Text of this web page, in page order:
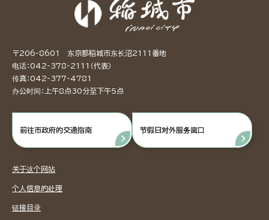
〒206-8601 东京都稻城市东长沼2111番地
电话：042-378-2111（代表）
传真：042-377-4781
办公时间：上午8点30分至下午5点
前往市政府的交通指南 节假日对外服务窗口
关于这个网站
个人信息的处理
链接目录